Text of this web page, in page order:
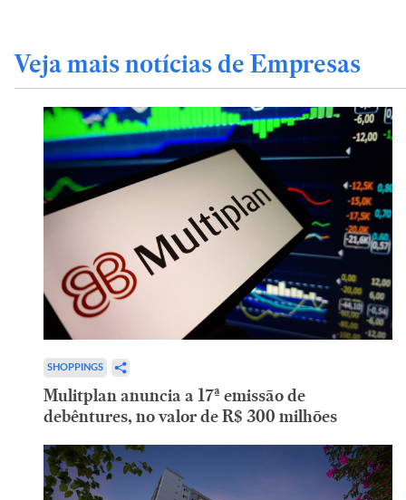
Veja mais notícias de Empresas
SHOPPINGS
Mulitplan anuncia a 17ª emissão de
debêntures, no valor de R$ 300 milhões